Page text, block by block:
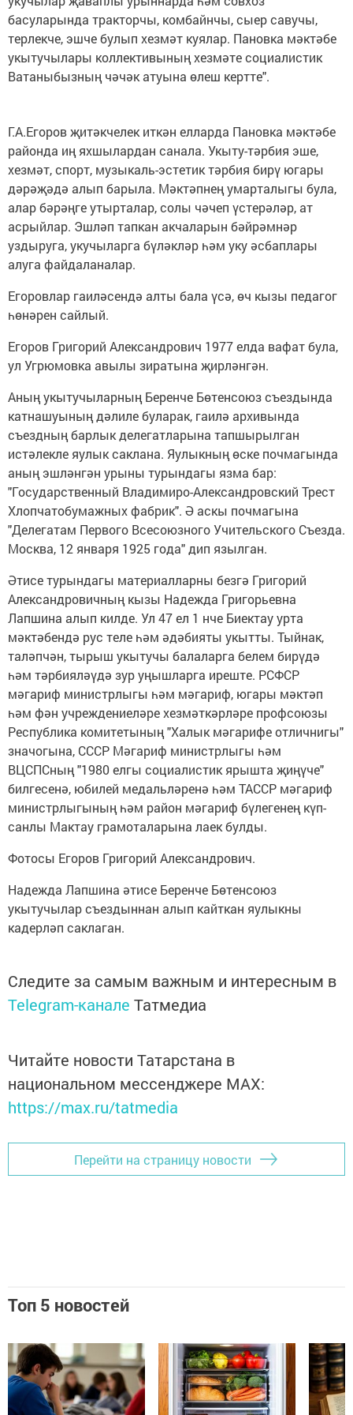
басуларында тракторчы, комбайнчы, сыер савучы,
терлекче, эшче булып хезмәт куялар. Пановка мәктәбе
укытучылары коллективының хезмәте социалистик
Ватаныбызның чәчәк атуына өлеш кертте".
Г.А.Егоров җитәкчелек иткән елларда Пановка мәктәбе
районда иң яхшылардан санала. Укыту-тәрбия эше,
хезмәт, спорт, музыкаль-эстетик тәрбия бирү югары
дәрәҗәдә алып барыла. Мәктәпнең умарталыгы була,
алар бәрәңге утырталар, солы чәчеп үстерәләр, ат
асрыйлар. Эшләп тапкан акчаларын бәйрәмнәр
уздыруга, укучыларга бүләкләр һәм уку әсбаплары
алуга файдаланалар.
Егоровлар гаиләсендә алты бала үсә, өч кызы педагог
һөнәрен сайлый.
Егоров Григорий Александрович 1977 елда вафат була,
ул Угрюмовка авылы зиратына җирләнгән.
Аның укытучыларның Беренче Бөтенсоюз съездында
катнашуының дәлиле буларак, гаилә архивында
съездның барлык делегатларына тапшырылган
истәлекле яулык саклана. Яулыкның өске почмагында
аның эшләнгән урыны турындагы язма бар:
"Государственный Владимиро-Александровский Трест
Хлопчатобумажных фабрик". Ә аскы почмагына
"Делегатам Первого Всесоюзного Учительского Съезда.
Москва, 12 января 1925 года" дип язылган.
Әтисе турындагы материалларны безгә Григорий
Александровичның кызы Надежда Григорьевна
Лапшина алып килде. Ул 47 ел 1 нче Биектау урта
мәктәбендә рус теле һәм әдәбияты укытты. Тыйнак,
таләпчән, тырыш укытучы балаларга белем бирүдә
һәм тәрбияләүдә зур уңышларга иреште. РСФСР
мәгариф министрлыгы һәм мәгариф, югары мәктәп
һәм фән учреждениеләре хезмәткәрләре профсоюзы
Республика комитетының "Халык мәгарифе отличнигы"
значогына, СССР Мәгариф министрлыгы һәм
ВЦСПСның "1980 елгы социалистик ярышта җиңүче"
билгесенә, юбилей медальләренә һәм ТАССР мәгариф
министрлыгының һәм район мәгариф бүлегенең күп-
санлы Мактау грамоталарына лаек булды.
Фотосы Егоров Григорий Александрович.
Надежда Лапшина әтисе Беренче Бөтенсоюз
укытучылар съездыннан алып кайткан яулыкны
кадерләп саклаган.
Следите за самым важным и интересным в
Telegram-канале Татмедиа
Читайте новости Татарстана в
национальном мессенджере MАХ:
https://max.ru/tatmedia
Перейти на страницу новости
Топ 5 новостей